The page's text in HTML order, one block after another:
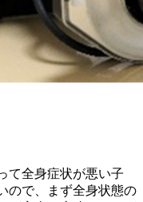
て全身症状が悪い子
ので、まず全身状態の